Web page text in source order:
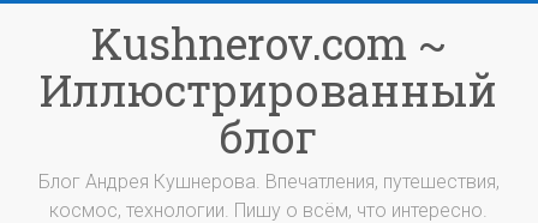
содержимомуKushnerov.com ~
Иллюстрированный
блог
Блог Андрея Кушнерова. Впечатления, путешествия,
космос, технологии. Пишу о всём, что интересно.